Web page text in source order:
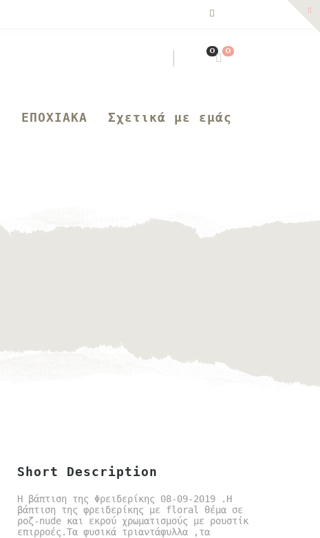
0
0
ΕΠΟΧΙΑΚΑ Σχετικά με εμάς
Short Description
Η βάπτιση της Φρειδερίκης 08-09-2019 .Η
βάπτιση της φρειδερίκης με floral θέμα σε
ροζ-nude και εκρού χρωματισμούς με ρουστίκ
επιρροές.Τα φυσικά τριαντάφυλλα ,τα